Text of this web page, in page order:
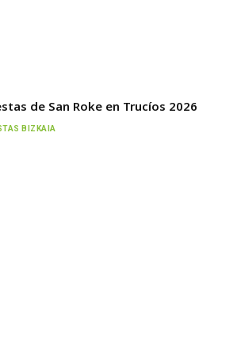
de San Roke en Trucíos 2026
BIZKAIA